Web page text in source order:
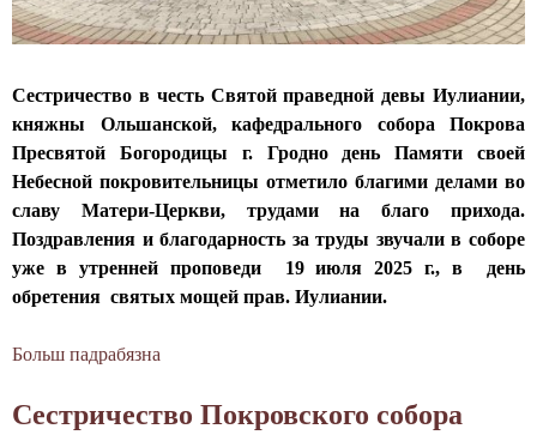
о
н
о
Сестричество в честь Святой праведной девы Иулиании,
княжны Ольшанской, кафедрального собора Покрова
Пресвятой Богородицы г. Гродно день Памяти своей
Небесной покровительницы отметило благими делами во
славу Матери-Церкви, трудами на благо прихода.
Поздравления и благодарность за труды звучали в соборе
уже в утренней проповеди 19 июля 2025 г., в день
обретения святых мощей прав. Иулиании.
Больш падрабязна
Ж
Сестричество Покровского собора